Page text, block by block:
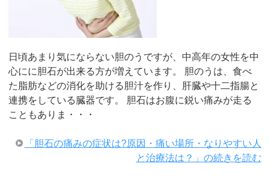
日頃あまり気にならない胆のうですが、中高年の女性を中
心にに胆石が出来る方が増えています。 胆のうは、食べ
た脂肪などの消化を助ける胆汁を作り、肝臓や十二指腸と
連携をしている臓器です。 胆石はお腹に鋭い痛みが走る
こともありま・・・
「胆石の痛みの症状は?原因・痛い場所・なりやすい人
と治療法は？」の続きを読む